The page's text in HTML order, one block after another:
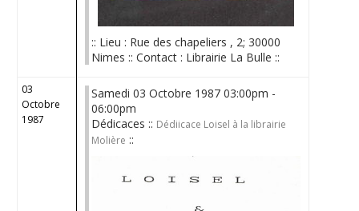
:: Lieu : Rue des chapeliers , 2; 30000
Nimes :: Contact : Librairie La Bulle ::
03
Octobre
1987
Samedi 03 Octobre 1987 03:00pm -
06:00pm
Dédicaces :: Dédiicace Loisel à la librairie
Molière ::